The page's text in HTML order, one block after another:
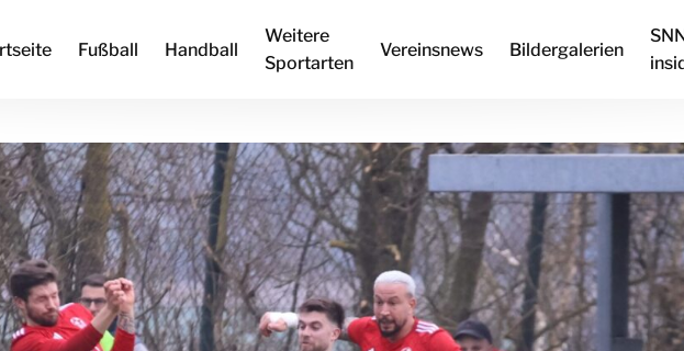
Fußball Handball
Weitere
Sportarten
Vereinsnews Bildergalerien